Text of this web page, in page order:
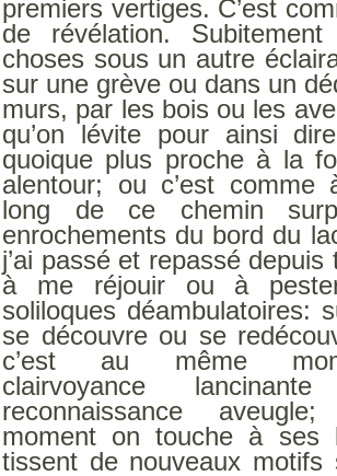
premiers vertiges. C’est
de révélation.
choses sous un autre
sur une grève ou dans un
murs, par les bois ou les
qu’on lévite pour ainsi
quoique plus proche à la
alentour; ou c’est comme
long de ce chemin
enrochements du bord du
j’ai passé et repassé depuis
à me réjouir ou à
soliloques déambulatoires:
se découvre ou se
c’est au même
clairvoyance
reconnaissance
moment on touche à ses
tissent de nouveaux motifs